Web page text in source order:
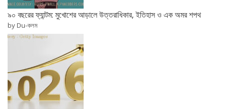
৯০ বছরের ফ্যান্টম: মুখোশের আড়ালে উত্তরাধিকার, ইতিহাস ও এক অমর শপথ
by Du-কলম